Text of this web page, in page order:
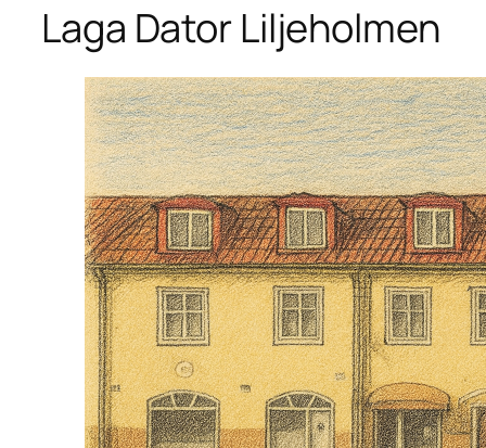
Laga Dator Liljeholmen